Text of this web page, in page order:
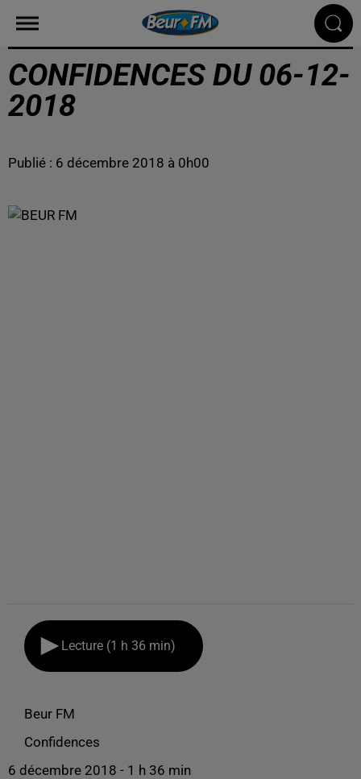
CONFIDENCES DU 06-12-
2018
Publié : 6 décembre 2018 à 0h00
Lecture (1 h 36 min)
Beur FM
Confidences
6 décembre 2018 - 1 h 36 min